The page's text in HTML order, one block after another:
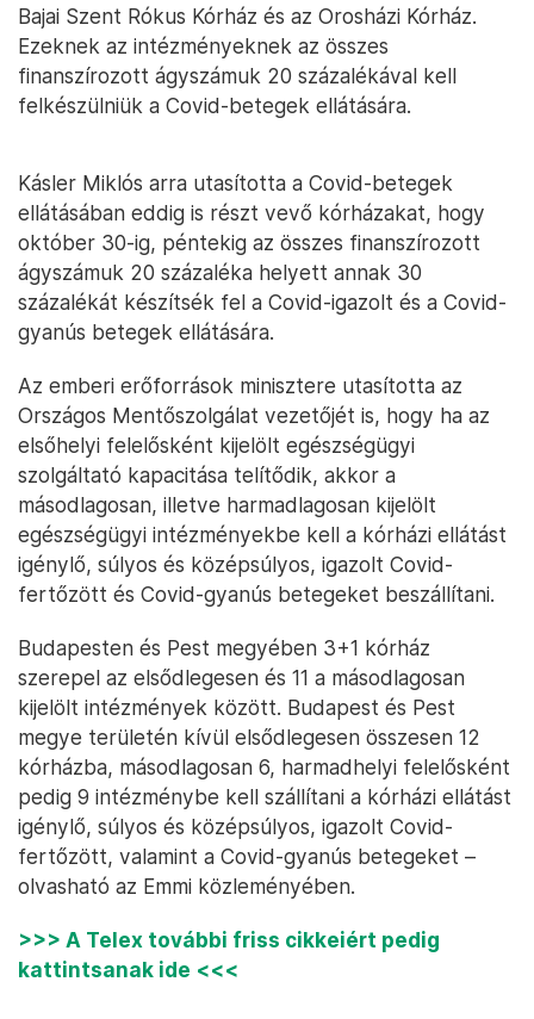
Bajai Szent Rókus Kórház és az Orosházi Kórház.
Ezeknek az intézményeknek az összes
finanszírozott ágyszámuk 20 százalékával kell
felkészülniük a Covid-betegek ellátására.
Kásler Miklós arra utasította a Covid-betegek
ellátásában eddig is részt vevő kórházakat, hogy
október 30-ig, péntekig az összes finanszírozott
ágyszámuk 20 százaléka helyett annak 30
százalékát készítsék fel a Covid-igazolt és a Covid-
gyanús betegek ellátására.
Az emberi erőforrások minisztere utasította az
Országos Mentőszolgálat vezetőjét is, hogy ha az
elsőhelyi felelősként kijelölt egészségügyi
szolgáltató kapacitása telítődik, akkor a
másodlagosan, illetve harmadlagosan kijelölt
egészségügyi intézményekbe kell a kórházi ellátást
igénylő, súlyos és középsúlyos, igazolt Covid-
fertőzött és Covid-gyanús betegeket beszállítani.
Budapesten és Pest megyében 3+1 kórház
szerepel az elsődlegesen és 11 a másodlagosan
kijelölt intézmények között. Budapest és Pest
megye területén kívül elsődlegesen összesen 12
kórházba, másodlagosan 6, harmadhelyi felelősként
pedig 9 intézménybe kell szállítani a kórházi ellátást
igénylő, súlyos és középsúlyos, igazolt Covid-
fertőzött, valamint a Covid-gyanús betegeket –
olvasható az Emmi közleményében.
>>> A Telex további friss cikkeiért pedig
kattintsanak ide <<<